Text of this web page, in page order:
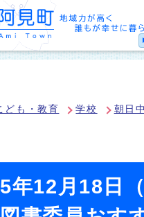
ども・教育 学校 朝日
年12月18日